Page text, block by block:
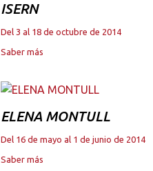
ISERN
Del 3 al 18 de octubre de 2014
Saber más
ELENA MONTULL
Del 16 de mayo al 1 de junio de 2014
Saber más